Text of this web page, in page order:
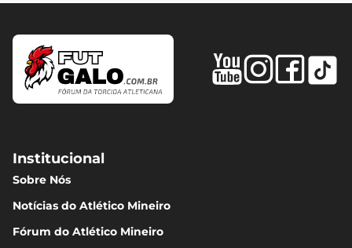
Institucional
Sobre Nós
Notícias do Atlético Mineiro
Fórum do Atlético Mineiro